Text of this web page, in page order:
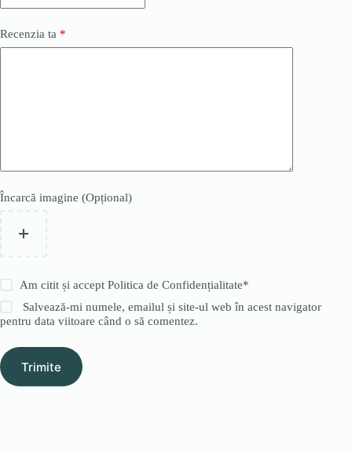
Recenzia ta *
Încarcă imagine (Opțional)
Am citit și acceptPolitica de Confidențialitate*
Salvează-mi numele, emailul și site-ul web în acest navigator
pentru data viitoare când o să comentez.
Trimite